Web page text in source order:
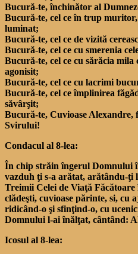
Bucură-te, închinător al
Bucură-te, cel ce în trup
luminat;
Bucură-te, cel ce de vizită
Bucură-te, cel ce cu smerenia
Bucură-te, cel ce cu sărăcia
agonisit;
Bucură-te, cel ce cu lacrimi
Bucură-te, cel ce împlinirea
săvârşit;
Bucură-te, Cuvioase Alexandre,
Svirului!
Condacul al 8-lea:
În chip străin îngerul Domnului
vazduh ţi s-a arătat, arătându-ţi
Treimii Celei de Viaţă
clădeşti, cuvioase părinte, si, cu
ridicând-o şi sfinţind-o, cu
Domnului l-ai înălţat, cântând:
Icosul al 8-lea: